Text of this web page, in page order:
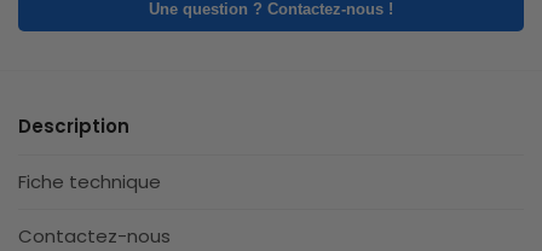
Une question ? Contactez-nous !
Description
Fiche technique
Contactez-nous